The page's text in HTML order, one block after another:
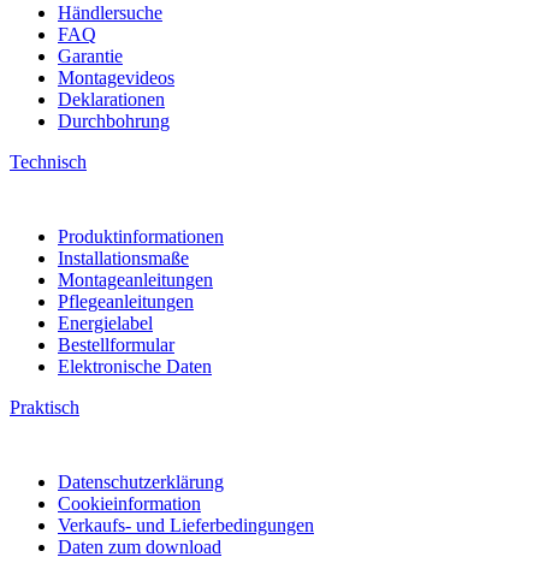
Händlersuche
FAQ
Garantie
Montagevideos
Deklarationen
Durchbohrung
Technisch
Produktinformationen
Installationsmaße
Montageanleitungen
Pflegeanleitungen
Energielabel
Bestellformular
Elektronische Daten
Praktisch
Datenschutzerklärung
Cookieinformation
Verkaufs- und Lieferbedingungen
Daten zum download